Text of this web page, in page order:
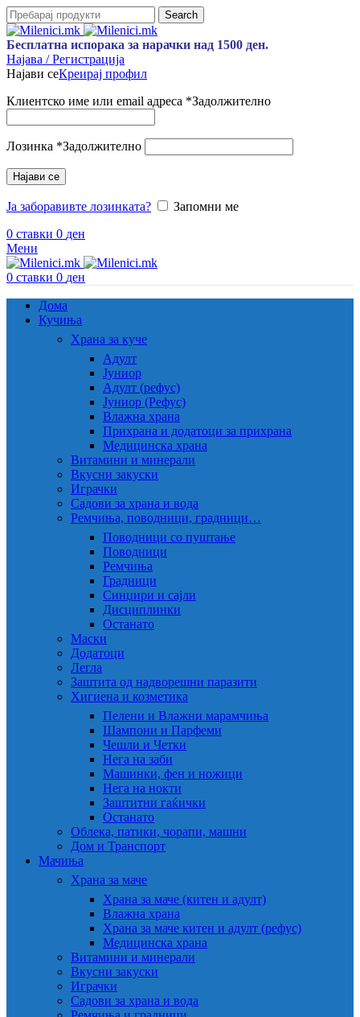
Search
Бесплатна испорака за нарачки над 1500 ден.
Најава / Регистрација
Најави сеКреирај профил
Клиентско име или email адреса *Задолжително
Лозинка *Задолжително
Најави се
Ја заборавивте лозинката?
Запомни ме
0 ставки 0 ден
Мени
0 ставки 0 ден
Дома
Кучиња
Храна за куче
Адулт
Јуниор
Адулт (рефус)
Јуниор (Рефус)
Влажна храна
Прихрана и додатоци за прихрана
Медицинска храна
Витамини и минерали
Вкусни закуски
Играчки
Садови за храна и вода
Ремчиња, поводници, градници…
Поводници со пуштање
Поводници
Ремчиња
Градници
Синџири и сајли
Дисциплинки
Останато
Маски
Додатоци
Легла
Заштита од надворешни паразити
Хигиена и козметика
Пелени и Влажни марамчиња
Шампони и Парфеми
Чешли и Четки
Нега на заби
Машинки, фен и ножици
Нега на нокти
Заштитни гаќички
Останато
Облека, патики, чорапи, машни
Дом и Транспорт
Мачиња
Храна за маче
Храна за маче (китен и адулт)
Влажна храна
Храна за маче китен и адулт (рефус)
Медицинска храна
Витамини и минерали
Вкусни закуски
Играчки
Садови за храна и вода